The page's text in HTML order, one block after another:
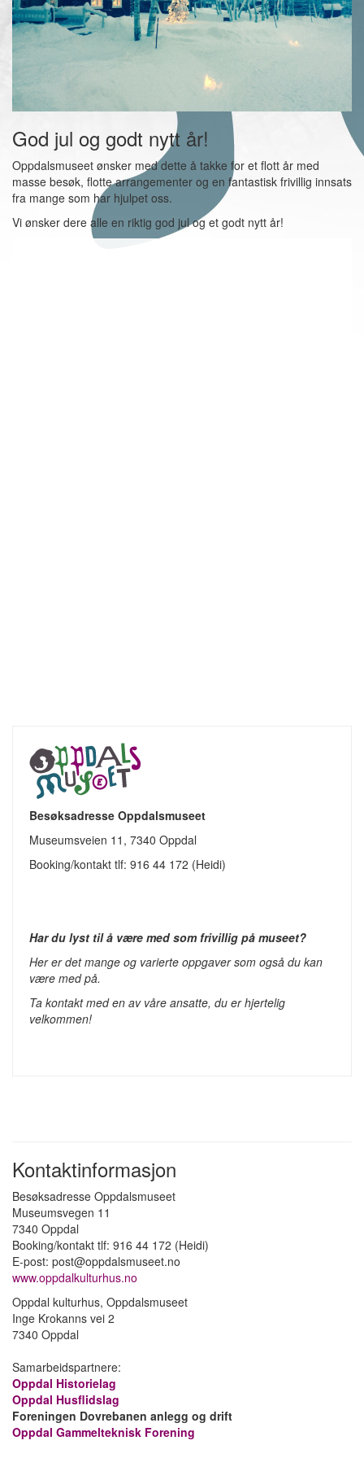
God jul og godt nytt år!
Oppdalsmuseet ønsker med dette å takke for et flott år med
masse besøk, flotte arrangementer og en fantastisk frivillig innsats
fra mange som har hjulpet oss.
Vi ønsker dere alle en riktig god jul og et godt nytt år!
Besøksadresse Oppdalsmuseet
Museumsveien 11, 7340 Oppdal
Booking/kontakt tlf: 916 44 172 (Heidi)
Har du lyst til å være med som frivillig på museet?
Her er det mange og varierte oppgaver som også du kan
være med på.
Ta kontakt med en av våre ansatte, du er hjertelig
velkommen!
Kontaktinformasjon
Besøksadresse Oppdalsmuseet
Museumsvegen 11
7340 Oppdal
Booking/kontakt tlf: 916 44 172 (Heidi)
E-post: post@oppdalsmuseet.no
www.oppdalkulturhus.no
Oppdal kulturhus, Oppdalsmuseet
Inge Krokanns vei 2
7340 Oppdal
Samarbeidspartnere:
Oppdal Historielag
Oppdal Husflidslag
Foreningen Dovrebanen anlegg og drift
Oppdal Gammelteknisk Forening